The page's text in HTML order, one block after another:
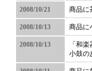
2008/10/21 商品に
2008/10/13 商品に
2008/10/13
「和
小鼓の